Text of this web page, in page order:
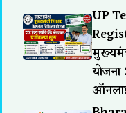
UP